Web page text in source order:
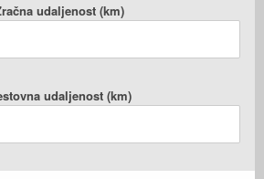
udaljenost (km)
udaljenost (km)